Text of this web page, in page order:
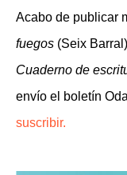
Acabo de publicar
fuegos (Seix
Cuaderno de
envío el boletín
suscribir.